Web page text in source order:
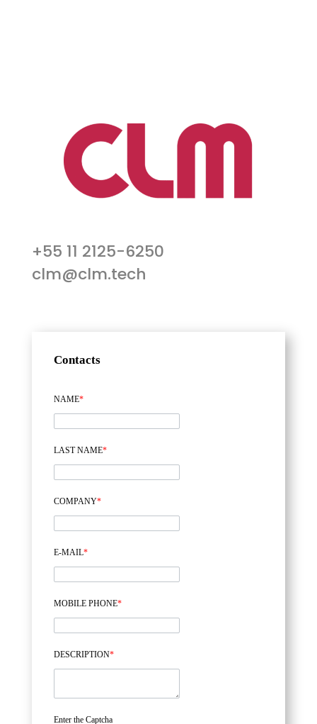
+55 11 2125-6250
clm@clm.tech
Contacts
NAME*
LAST NAME*
COMPANY*
E-MAIL*
MOBILE PHONE*
DESCRIPTION*
Enter the Captcha